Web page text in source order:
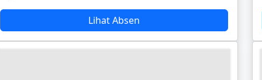
Lihat Absen